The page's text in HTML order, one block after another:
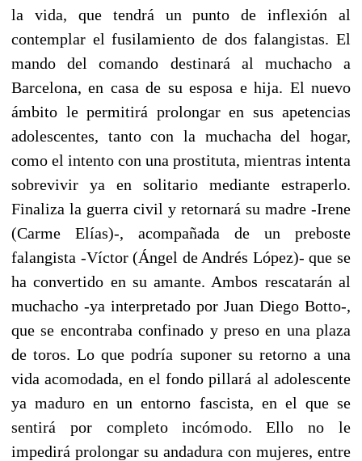
la vida, que tendrá un punto de inflexión al
contemplar el fusilamiento de dos falangistas. El
mando del comando destinará al muchacho a
Barcelona, en casa de su esposa e hija. El nuevo
ámbito le permitirá prolongar en sus apetencias
adolescentes, tanto con la muchacha del hogar,
como el intento con una prostituta, mientras intenta
sobrevivir ya en solitario mediante estraperlo.
Finaliza la guerra civil y retornará su madre -Irene
(Carme Elías)-, acompañada de un preboste
falangista -Víctor (Ángel de Andrés López)- que se
ha convertido en su amante. Ambos rescatarán al
muchacho -ya interpretado por Juan Diego Botto-,
que se encontraba confinado y preso en una plaza
de toros. Lo que podría suponer su retorno a una
vida acomodada, en el fondo pillará al adolescente
ya maduro en un entorno fascista, en el que se
sentirá por completo incómodo. Ello no le
impedirá prolongar su andadura con mujeres, entre